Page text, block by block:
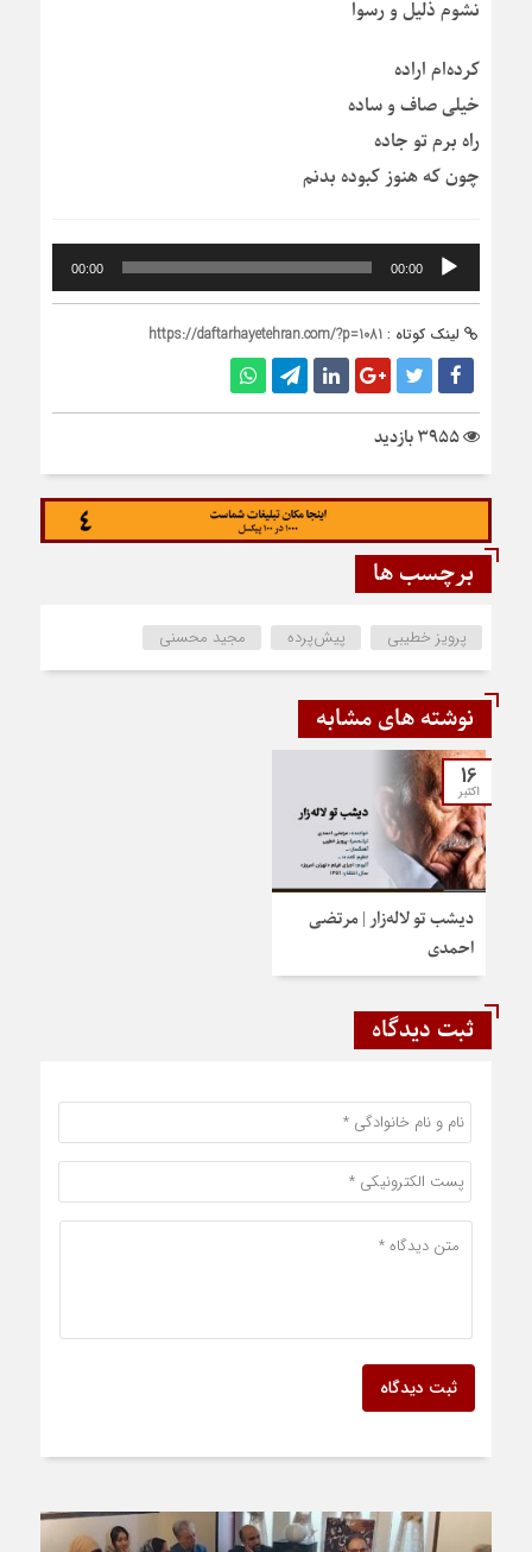
نشوم ذلیل و رسوا
کرده‌ام اراده
خیلی صاف و ساده
راه برم تو جاده
چون که هنوز کبوده بدنم
پخش‌کننده
صوت
00:00
00:00
لینک کوتاه : https://daftarhayetehran.com/?p=1081
برچسب ها
پرویز خطیبی پیش‌پرده مجید محسنی
نوشته های مشابه
16
اکتبر
دیشب تو لاله‌زار | مرتضی
احمدی
ثبت دیدگاه
ثبت دیدگاه